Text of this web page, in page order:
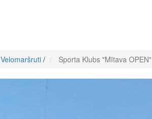
Velomaršruti / Sporta Klubs "Mītava OPEN"